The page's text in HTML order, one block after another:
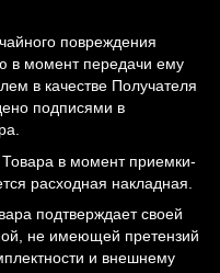
повреждения
в момент передачи ему
в качестве Получателя
подписями в
в момент приемки-
расходная накладная.
подтверждает своей
не имеющей претензий
и внешнему